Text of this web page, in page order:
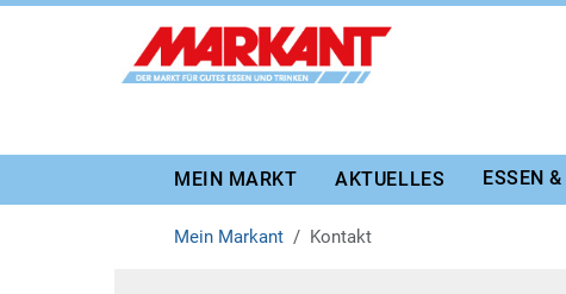
Zur Marktauswahl
Zur Hauptnavigation
Zum Hauptinhalt
Zum Fussbereich
MEIN MARKT AKTUELLES ESSEN
Mein Markant Kontakt